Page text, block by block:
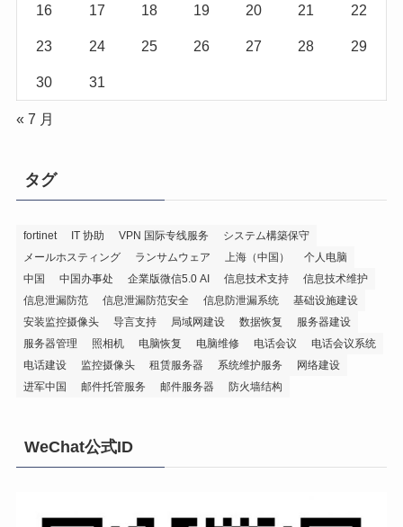
16 17 18 19 20 21 22
23 24 25 26 27 28 29
30 31
« 7 月
タグ
fortinet IT 协助 VPN 国际专线服务
システム構築保守
メールホスティング
ランサムウェア 上海（中国）
个人电脑
中国
中国办事处 企業版微信5.0 AI 信息技术支持
信息技术维护
信息泄漏防范
信息泄漏防范安全 信息防泄漏系统
基础设施建设
安装监控摄像头
导言支持 局域网建设 数据恢复
服务器建设
服务器管理
照相机 电脑恢复 电脑维修 电话会议
电话会议系统
电话建设
监控摄像头 租赁服务器 系统维护服务
网络建设
进军中国
邮件托管服务 邮件服务器 防火墙结构
WeChat公式ID